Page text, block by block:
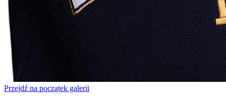
Przejdź na początek galerii